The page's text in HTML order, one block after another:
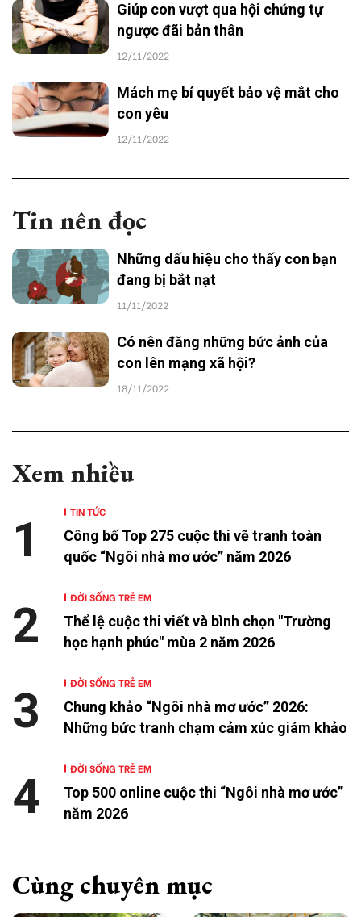
Giúp con vượt qua hội chứng tự
ngược đãi bản thân
12/11/2022
Mách mẹ bí quyết bảo vệ mắt cho
con yêu
12/11/2022
Tin nên đọc
Những dấu hiệu cho thấy con bạn
đang bị bắt nạt
11/11/2022
Có nên đăng những bức ảnh của
con lên mạng xã hội?
18/11/2022
Xem nhiều
TIN TỨC
Công bố Top 275 cuộc thi vẽ tranh toàn
quốc “Ngôi nhà mơ ước” năm 2026
1
ĐỜI SỐNG TRẺ EM
Thể lệ cuộc thi viết và bình chọn "Trường
học hạnh phúc" mùa 2 năm 2026
2
ĐỜI SỐNG TRẺ EM
Chung khảo “Ngôi nhà mơ ước” 2026:
Những bức tranh chạm cảm xúc giám khảo
3
ĐỜI SỐNG TRẺ EM
Top 500 online cuộc thi “Ngôi nhà mơ ước”
năm 2026
4
Cùng chuyên mục